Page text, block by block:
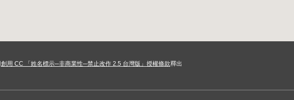
創用 CC 「姓名標示─非商業性─禁止改作 2.5 台灣版」授權條款釋出